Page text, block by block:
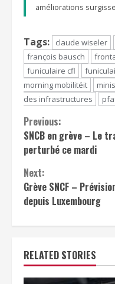
améliorations
Tags: claude wiseler
françois bausch
funiculaire cfl
morning mobilitéit
des infrastructures
Continue
Reading
Previous:
SNCB en grève – Le
perturbé ce mardi
Next:
Grève SNCF –
depuis Luxembourg
RELATED STORIES